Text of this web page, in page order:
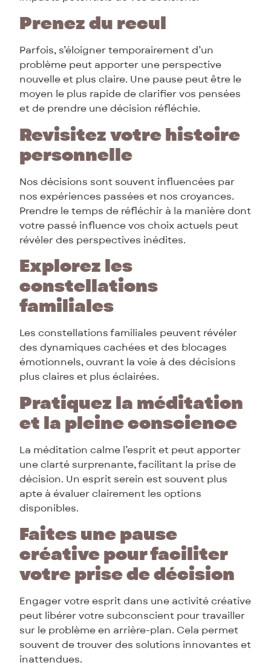
Prenez du recul
Parfois, s’éloigner temporairement d’un
problème peut apporter une perspective
nouvelle et plus claire. Une pause peut être le
moyen le plus rapide de clarifier vos pensées
et de prendre une décision réfléchie.
Revisitez votre histoire
personnelle
Nos décisions sont souvent influencées par
nos expériences passées et nos croyances.
Prendre le temps de réfléchir à la manière dont
votre passé influence vos choix actuels peut
révéler des perspectives inédites.
Explorez les
constellations
familiales
Les constellations familiales peuvent révéler
des dynamiques cachées et des blocages
émotionnels, ouvrant la voie à des décisions
plus claires et plus éclairées.
Pratiquez la méditation
et la pleine conscience
La méditation calme l’esprit et peut apporter
une clarté surprenante, facilitant la prise de
décision. Un esprit serein est souvent plus
apte à évaluer clairement les options
disponibles.
Faites une pause
créative pour faciliter
votre prise de décision
Engager votre esprit dans une activité créative
peut libérer votre subconscient pour travailler
sur le problème en arrière-plan. Cela permet
souvent de trouver des solutions innovantes et
inattendues.